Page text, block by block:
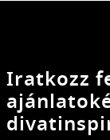
Iratkozz